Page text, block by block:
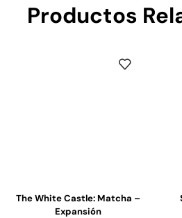
Productos
The White Castle: Matcha –
Expansión